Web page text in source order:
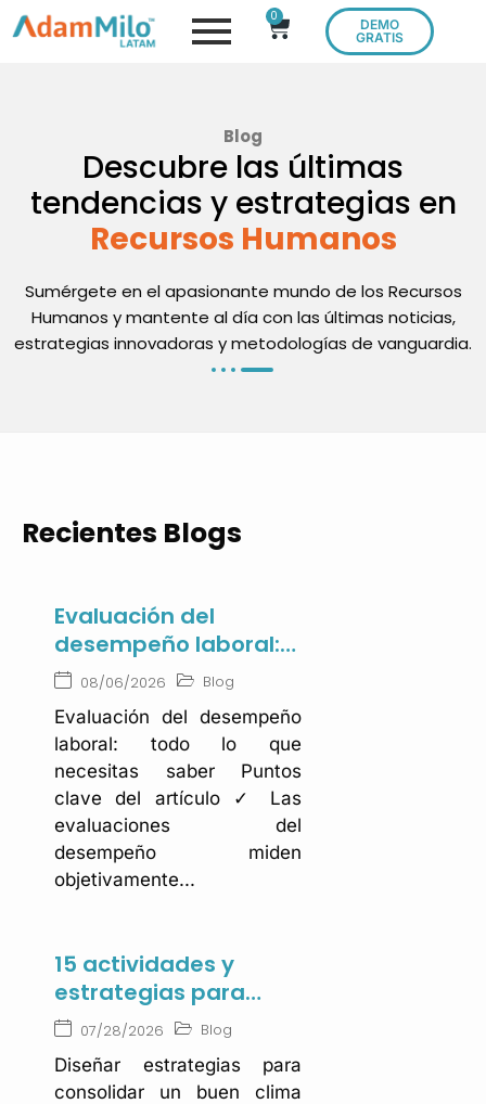
0
DEMO
GRATIS
Blog
Descubre las últimas
tendencias y estrategias en
Recursos Humanos
Sumérgete en el apasionante mundo de los Recursos
Humanos y mantente al día con las últimas noticias,
estrategias innovadoras y metodologías de vanguardia.
Recientes Blogs
Evaluación del
desempeño laboral:
Guía estratégica
capital humano
08/06/2026 Blog
Evaluación del desempeño
laboral: todo lo que
necesitas saber Puntos
clave del artículo ✓ Las
evaluaciones del
desempeño miden
objetivamente...
15 actividades y
estrategias para
mejorar el ambiente
empresa
07/28/2026 Blog
Diseñar estrategias para
consolidar un buen clima